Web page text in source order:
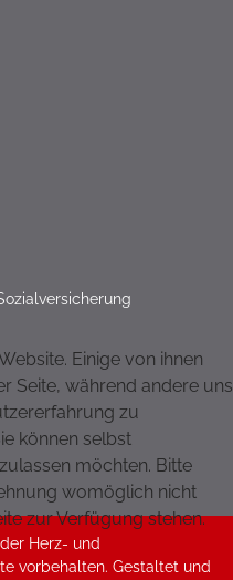
Herz- und
vorbehalten. Gestaltet und
Einige von ihnen
Seite, während andere uns
zu
können selbst
möchten. Bitte
womöglich nicht
zur Verfügung stehen.